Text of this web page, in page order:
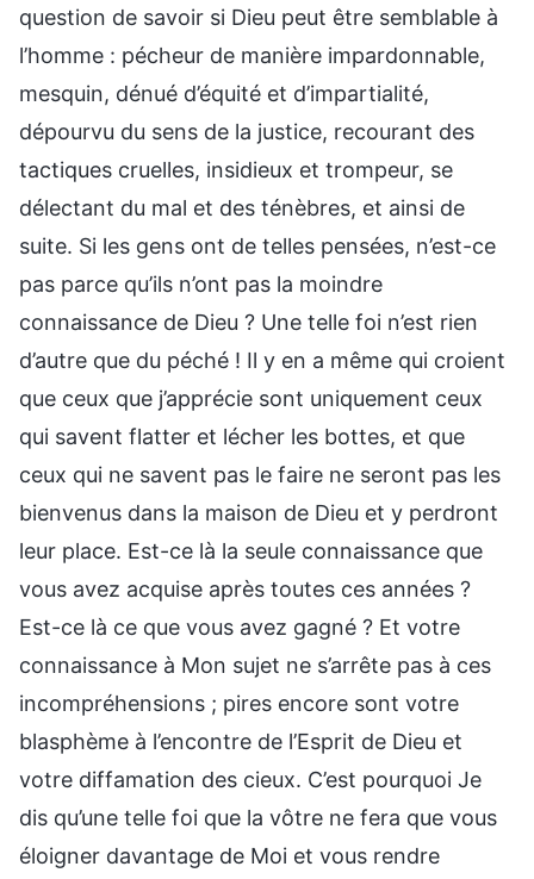
question de savoir si Dieu peut être semblable à
l’homme : pécheur de manière impardonnable,
mesquin, dénué d’équité et d’impartialité,
dépourvu du sens de la justice, recourant des
tactiques cruelles, insidieux et trompeur, se
délectant du mal et des ténèbres, et ainsi de
suite. Si les gens ont de telles pensées, n’est-ce
pas parce qu’ils n’ont pas la moindre
connaissance de Dieu ? Une telle foi n’est rien
d’autre que du péché ! Il y en a même qui croient
que ceux que j’apprécie sont uniquement ceux
qui savent flatter et lécher les bottes, et que
ceux qui ne savent pas le faire ne seront pas les
bienvenus dans la maison de Dieu et y perdront
leur place. Est-ce là la seule connaissance que
vous avez acquise après toutes ces années ?
Est-ce là ce que vous avez gagné ? Et votre
connaissance à Mon sujet ne s’arrête pas à ces
incompréhensions ; pires encore sont votre
blasphème à l’encontre de l’Esprit de Dieu et
votre diffamation des cieux. C’est pourquoi Je
dis qu’une telle foi que la vôtre ne fera que vous
éloigner davantage de Moi et vous rendre